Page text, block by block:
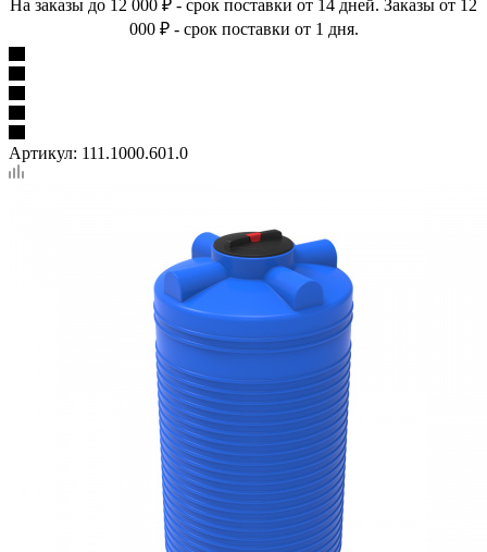
На заказы до 12 000 ₽ - срок поставки от 14 дней. Заказы от 12
000 ₽ - срок поставки от 1 дня.
Артикул: 111.1000.601.0